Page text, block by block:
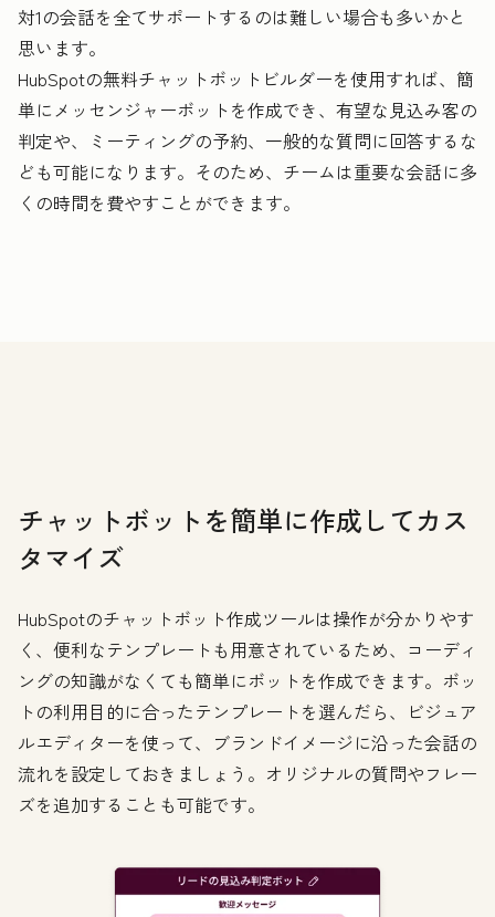
対1の会話を全てサポートするのは難しい場合も多いかと
思います。
HubSpotの無料チャットボットビルダーを使用すれば、簡
単にメッセンジャーボットを作成でき、有望な見込み客の
判定や、ミーティングの予約、一般的な質問に回答するな
ども可能になります。そのため、チームは重要な会話に多
くの時間を費やすことができます。
チャットボットを簡単に作成してカス
タマイズ
HubSpotのチャットボット作成ツールは操作が分かりやす
く、便利なテンプレートも用意されているため、コーディ
ングの知識がなくても簡単にボットを作成できます。ボッ
トの利用目的に合ったテンプレートを選んだら、ビジュア
ルエディターを使って、ブランドイメージに沿った会話の
流れを設定しておきましょう。オリジナルの質問やフレー
ズを追加することも可能です。